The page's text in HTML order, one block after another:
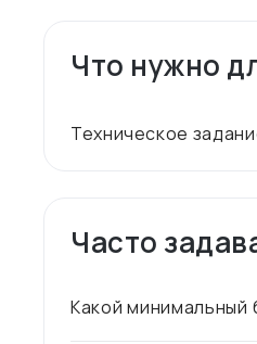
Что нужно
Часто
Какой минимальный